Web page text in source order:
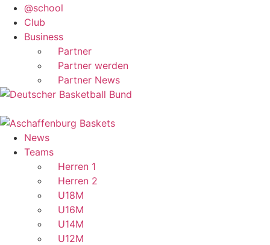
@school
Club
Business
Partner
Partner werden
Partner News
News
Teams
Herren 1
Herren 2
U18M
U16M
U14M
U12M